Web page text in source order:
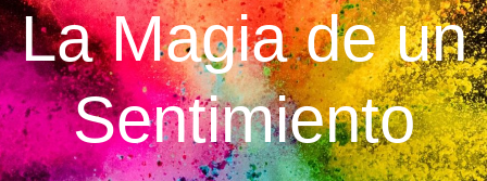
La Magia de un
Sentimiento